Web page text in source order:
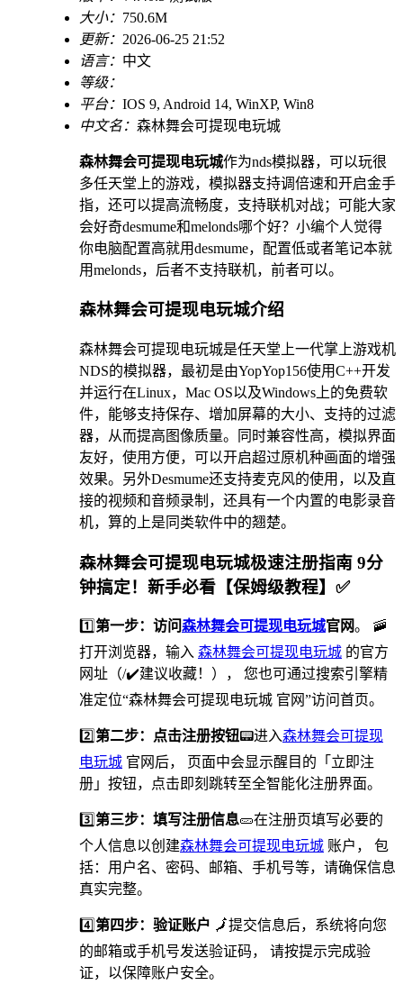
大小： 750.6M
更新： 2026-06-25 21:52
语言： 中文
等级：
平台： IOS 9, Android 14, WinXP, Win8
中文名： 森林舞会可提现电玩城
森林舞会可提现电玩城作为nds模拟器，可以玩很
多任天堂上的游戏，模拟器支持调倍速和开启金手
指，还可以提高流畅度，支持联机对战；可能大家
会好奇desmume和melonds哪个好？小编个人觉得
你电脑配置高就用desmume，配置低或者笔记本就
用melonds，后者不支持联机，前者可以。
森林舞会可提现电玩城介绍
森林舞会可提现电玩城是任天堂上一代掌上游戏机
NDS的模拟器，最初是由YopYop156使用C++开发
并运行在Linux，Mac OS以及Windows上的免费软
件，能够支持保存、增加屏幕的大小、支持的过滤
器，从而提高图像质量。同时兼容性高，模拟界面
友好，使用方便，可以开启超过原机种画面的增强
效果。另外Desmume还支持麦克风的使用，以及直
接的视频和音频录制，还具有一个内置的电影录音
机，算的上是同类软件中的翘楚。
森林舞会可提现电玩城极速注册指南 9分
钟搞定！新手必看【保姆级教程】✅
1️⃣第一步：访问森林舞会可提现电玩城官网。 🚠
打开浏览器，输入 森林舞会可提现电玩城 的官方
网址（/✔️建议收藏！）， 您也可通过搜索引擎精
准定位“森林舞会可提现电玩城 官网”访问首页。
2️⃣第二步：点击注册按钮📟进入森林舞会可提现
电玩城 官网后， 页面中会显示醒目的「立即注
册」按钮，点击即刻跳转至全智能化注册界面。
3️⃣第三步：填写注册信息🥒在注册页填写必要的
个人信息以创建森林舞会可提现电玩城 账户， 包
括：用户名、密码、邮箱、手机号等，请确保信息
真实完整。
4️⃣第四步：验证账户 🗾提交信息后，系统将向您
的邮箱或手机号发送验证码， 请按提示完成验
证，以保障账户安全。